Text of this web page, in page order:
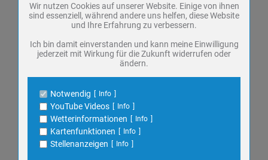
FÜHRUNG
KULTUR
MUSEUM
SONDERAUSSTELLUNG
VORTRAG
VERANSTALTUNGSDETAILS
Name
PHP Session Cookie
Anbieter
Eigentümer dieser Website
Schutz
Cookie Name
PHPSESSID, fe_typo_user
Name
Cookiespeicherung Entscheidungscookie
Anbieter
Eigentümer dieser Website
Zweck
Speichert die Einstellungen der Besucher
bezüglich der Speicherung von Cookies.
Cookie Name
dywc
Wir nutzen Cookies auf unserer Website. Einige von ihnen
sind essenziell, während andere uns helfen, diese Website
und Ihre Erfahrung zu verbessern.
Ich bin damit einverstanden und kann meine Einwilligung
jederzeit mit Wirkung für die Zukunft widerrufen oder
ändern.
Notwendig Info
YouTube Videos Info
Wetterinformationen Info
Kartenfunktionen Info
Stellenanzeigen Info